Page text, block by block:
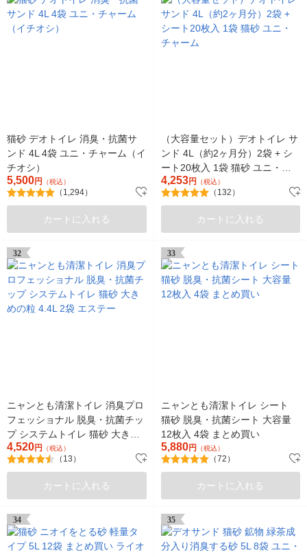
猫砂 デオトイレ 消臭・抗菌サ
ンド 4L 4袋 ユニ・チャーム（イ
チオシ）
5,500円 （税込）
（1,294）
カートに入れる
（大容量セット）デオトイレ サ
ンド 4L（約2ヶ月分）2袋 + シ
ート20枚入 1袋 猫砂 ユニ・チ
ャーム
4,253円 （税込）
（132）
カートに入れる
32
ニャンとも清潔トイレ 消臭プロ
フェッショナル 脱臭・抗菌チッ
プ システムトイレ 猫砂 大きめ
の粒 4.4L 2袋 エステー
4,520円 （税込）
（13）
カートに入れる
33
ニャンとも清潔トイレ シート
猫砂 脱臭・抗菌シート 大容量
12枚入 4袋 まとめ買い
5,880円 （税込）
（72）
カートに入れる
34 35